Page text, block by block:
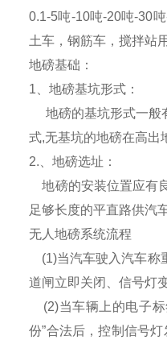
0.1-5吨-10吨-20吨-30
土车，钢筋车，搅拌站
地磅基础 ：
1、地磅基坑形式：
地磅的基坑形式一般
式,无基坑的地磅在高出
2.、地磅选址：
地磅的安装位置应有
足够长度的平直路供汽
无人地磅系统流程
(1)当汽车驶入汽车称
道闸立即关闭、信号灯
(2)当车辆上的电子标
份”合法后，控制信号